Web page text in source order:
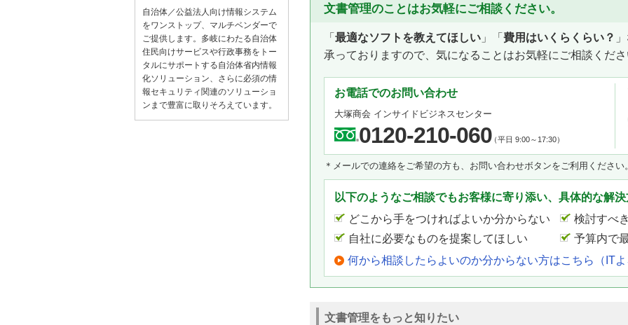
文書管理のことはお気軽にご相談ください。
「 最適なソフトを教えてほしい 」「 費用はいくらくらい？
承っておりますので、気になることはお気軽にご相談くださ
お電話でのお問い合わせ
大塚商会 インサイドビジネスセンター
0120-210-060（平日 9:00～17:30）
＊メールでの連絡をご希望の方も、お問い合わせボタンをご利用ください。
以下のようなご相談でもお客様に寄り添い、具体的な解
どこから手をつければよいか分からない
検討すべ
自社に必要なものを提案してほしい
予算内で
何から相談したらよいのか分からない方はこちら（ITよ
文書管理をもっと知りたい
自治体／公益法人向け情報システム
をワンストップ、マルチベンダーで
ご提供します。多岐にわたる自治体
住民向けサービスや行政事務をトー
タルにサポートする自治体省内情報
化ソリューション、さらに必須の情
報セキュリティ関連のソリューショ
ンまで豊富に取りそろえています。